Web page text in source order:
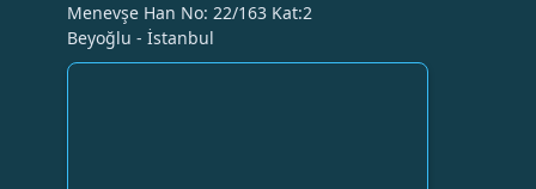
Menevşe Han No: 22/163 Kat:2
Beyoğlu - İstanbul